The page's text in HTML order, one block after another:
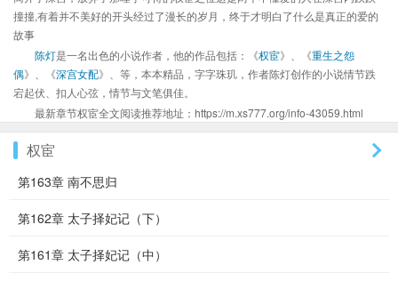
撞撞,有着并不美好的开头经过了漫长的岁月，终于才明白了什么是真正的爱的
故事
陈灯是一名出色的小说作者，他的作品包括：《权宦》、《重生之怨
偶》、《深宫女配》、等，本本精品，字字珠玑，作者陈灯创作的小说情节跌
宕起伏、扣人心弦，情节与文笔俱佳。
最新章节权宦全文阅读推荐地址：https://m.xs777.org/info-43059.html
权宦
第163章 南不思归
第162章 太子择妃记（下）
第161章 太子择妃记（中）